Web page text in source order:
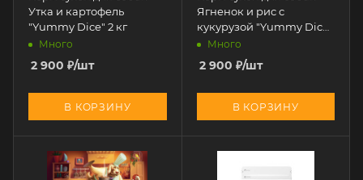
Утка и картофель
"Yummy Dice" 2 кг
Много
2 900 ₽/шт
В КОРЗИНУ
Ягненок и рис с
кукурузой "Yummy Dice"
2 кгМного
2 900 ₽/шт
В КОРЗИНУ